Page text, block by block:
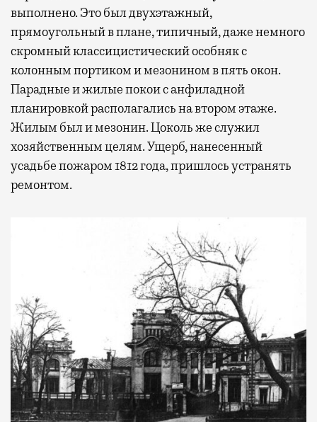
выполнено. Это был двухэтажный,
прямоугольный в плане, типичный, даже немного
скромный классицистический особняк с
колонным портиком и мезонином в пять окон.
Парадные и жилые покои с анфиладной
планировкой располагались на втором этаже.
Жилым был и мезонин. Цоколь же служил
хозяйственным целям. Ущерб, нанесенный
усадьбе пожаром 1812 года, пришлось устранять
ремонтом.